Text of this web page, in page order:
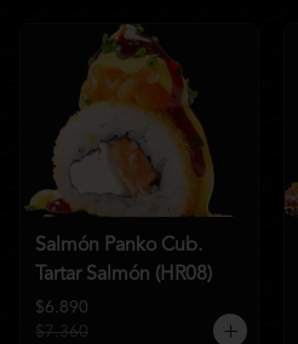
Salmón Panko Cub.
Tartar Salmón (HR08)
$6.890
$7.360